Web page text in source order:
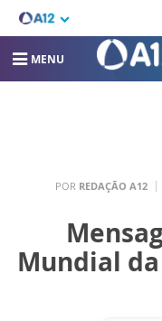
MENU
POR REDAÇÃO A12
Mundial da